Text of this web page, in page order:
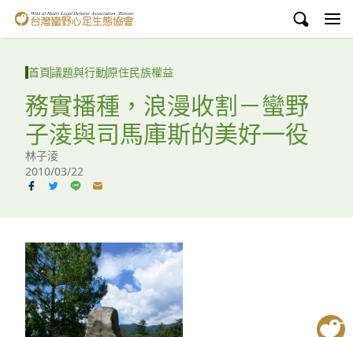
台灣蠻野心足生態協會
議題與行動
環境教育
白海豚媽祖宮
English
臉書
YouTube
首頁議題與行動原住民族權益
務實播種，浪漫收割－蠻野
子淩與司馬庫斯的美好一役
林子淩
2010/03/22